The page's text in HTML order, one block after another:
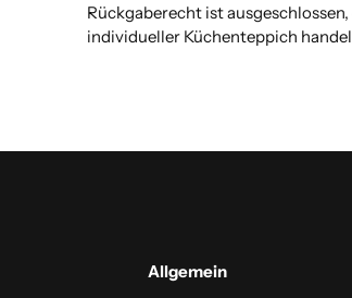
Rückgaberecht ist ausgeschlossen,
individueller Küchenteppich
Allgemein